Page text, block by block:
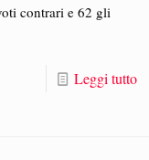
contrari e 62 gli
Leggi tutto